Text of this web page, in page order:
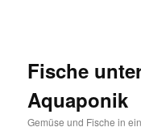
Fische
Aquaponik
Gemüse und Fische in